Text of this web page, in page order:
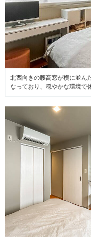
北西向きの腰高窓が横に並ん
なっており、穏やかな環境で